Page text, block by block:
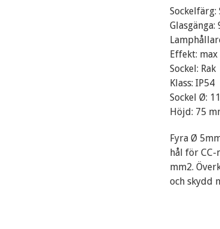
Sockelfärg:
Glasgänga:
Effekt: max
Sockel: Rak
Klass: IP54
Sockel Ø:
Höjd: 75
Fyra Ø
hål för
mm2.
och skydd